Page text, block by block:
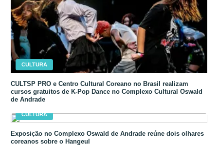
CULTURA
CULTSP PRO e Centro Cultural Coreano no Brasil realizam
cursos gratuitos de K-Pop Dance no Complexo Cultural Oswald
de Andrade
CULTURA
Exposição no Complexo Oswald de Andrade reúne dois olhares
coreanos sobre o Hangeul